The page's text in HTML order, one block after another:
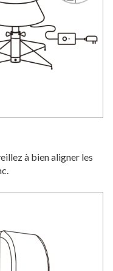
à bien aligner les